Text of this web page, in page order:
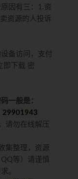
因有三：1.资
资源的人投诉
备访问，支付
即下载 密
一般是：
29901943
请勿在线解压
集整理，资源
等）请谨慎
。